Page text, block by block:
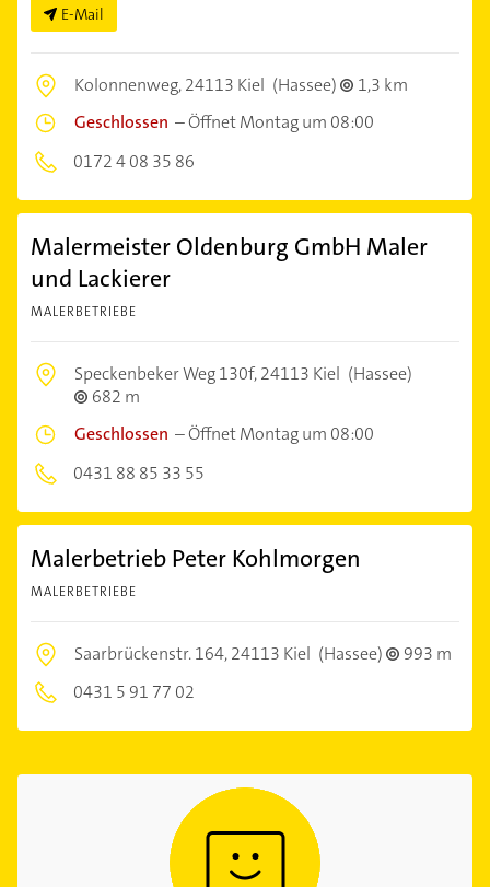
E-Mail
Kolonnenweg,24113 Kiel (Hassee)
1,3 km
Geschlossen –Öffnet Montag um 08:00
0172 4 08 35 86
Malermeister Oldenburg GmbH Maler
und Lackierer
MALERBETRIEBE
Speckenbeker Weg 130f,24113 Kiel (Hassee)
682 m
Geschlossen –Öffnet Montag um 08:00
0431 88 85 33 55
Malerbetrieb Peter Kohlmorgen
MALERBETRIEBE
Saarbrückenstr. 164,24113 Kiel (Hassee)
993 m
0431 5 91 77 02